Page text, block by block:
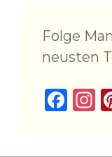
Folge
neusten
F